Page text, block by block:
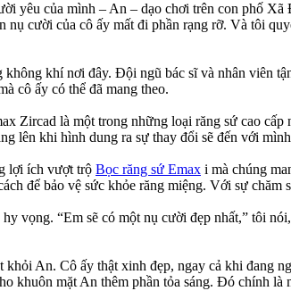
yêu của mình – An – dạo chơi trên con phố
cười của cô ấy mất đi phần rạng rỡ. Và tôi
khí nơi đây. Đội ngũ bác sĩ và nhân viên
cô ấy có thể đã mang theo.
Zircad là một trong những loại răng sứ cao
lên khi hình dung ra sự thay đổi sẽ đến với
lợi ích vượt trộ Bọc răng sứ Emax i mà chúng
để bảo vệ sức khỏe răng miệng. Với sự chăm
vọng. “Em sẽ có một nụ cười đẹp nhất,” tôi
An. Cô ấy thật xinh đẹp, ngay cả khi đang
khuôn mặt An thêm phần tỏa sáng. Đó chính là